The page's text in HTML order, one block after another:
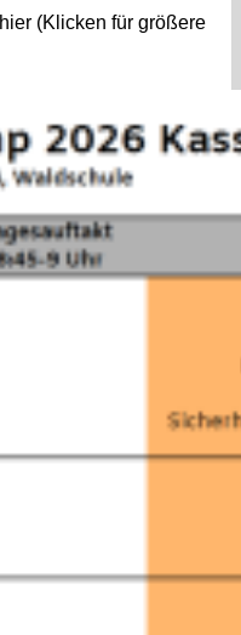
(Klicken für größere